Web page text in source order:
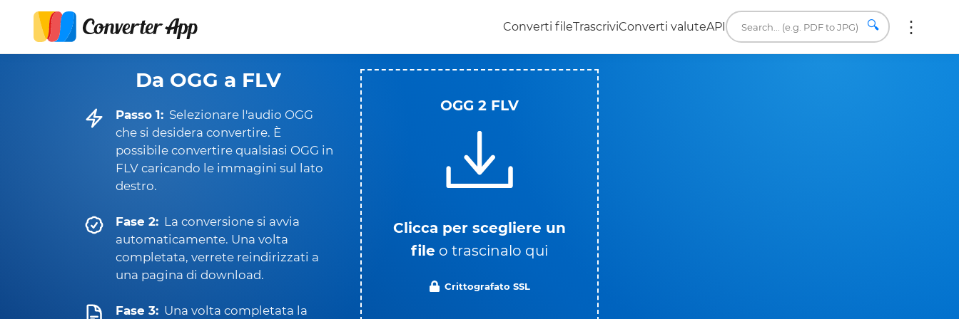
Converti fileTrascriviConverti valuteAPI 🔍
Da OGG a FLV
Passo 1: Selezionare l'audio OGG
che si desidera convertire. È
possibile convertire qualsiasi OGG in
FLV caricando le immagini sul lato
destro.
Fase 2: La conversione si avvia
automaticamente. Una volta
completata, verrete reindirizzati a
una pagina di download.
Fase 3: Una volta completata la
OGG 2 FLV
Clicca per scegliere un
file o trascinalo qui
Crittografato SSL